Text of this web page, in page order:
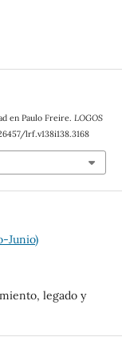
en Paulo Freire. LOGOS
lrf.v138i138.3168
Junio)
legado y